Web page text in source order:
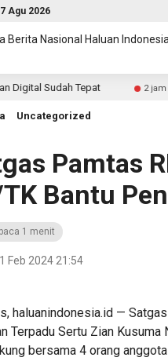
Agu 2026
Tepat 2 jam lalu Desak
Uncategorized
Pamtas
Bantu
1 menit
Feb 2024 21:54
haluanindonesia.id —
Terpadu Sertu Zian
bersama 4 orang